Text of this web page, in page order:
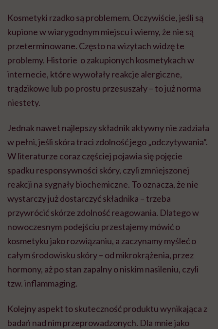
Kosmetyki rzadko są problemem. Oczywiście, jeśli są
kupione w wiarygodnym miejscu i wiemy, że nie są
przeterminowane. Często na wizytach widzę te
problemy. Historie o zakupionych kosmetykach w
internecie, które wywołały reakcje alergiczne,
trądzikowe lub po prostu przesuszały – to już norma
niestety.
Jednak nawet najlepszy składnik aktywny nie zadziała
w pełni, jeśli skóra traci zdolność jego „odczytywania”.
W literaturze coraz częściej pojawia się pojęcie
spadku responsywności skóry, czyli zmniejszonej
reakcji na sygnały biochemiczne. To oznacza, że nie
wystarczy już dostarczyć składnika – trzeba
przywrócić skórze zdolność reagowania. Dlatego w
nowoczesnym podejściu przestajemy mówić o
kosmetyku jako rozwiązaniu, a zaczynamy myśleć o
całym środowisku skóry – od mikrokrążenia, przez
hormony, aż po stan zapalny o niskim nasileniu, czyli
tzw. inflammaging.
Kolejny aspekt to skuteczność produktu wynikająca z
badań nad nim przeprowadzonych. Dla mnie jako